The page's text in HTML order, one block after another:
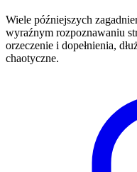
Wiele późniejszych
wyraźnym rozpoznawaniu
orzeczenie i dopełnienia,
chaotyczne.